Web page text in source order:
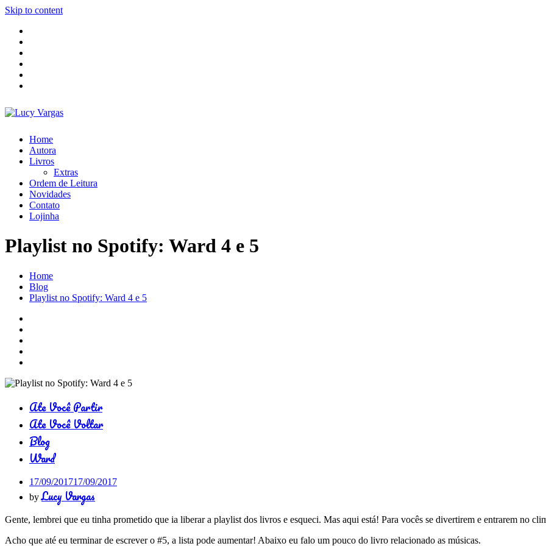
Skip to content
Home
Autora
Livros
Extras
Ordem de Leitura
Novidades
Contato
Lojinha
Playlist no Spotify: Ward 4 e 5
Home
Blog
Playlist no Spotify: Ward 4 e 5
Ate Você Partir
Ate Você Voltar
Blog
Ward
17/09/201717/09/2017
byLucy Vargas
Gente, lembrei que eu tinha prometido que ia liberar a playlist dos livros e esqueci. Mas aqui está! Para vocês se divertirem e entrarem no
Acho que até eu terminar de escrever o #5, a lista pode aumentar! Abaixo eu falo um pouco do livro relacionado as músicas.